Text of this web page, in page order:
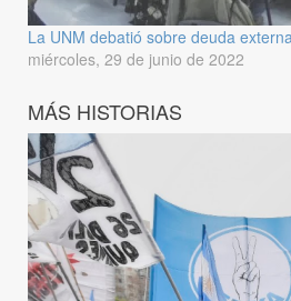
La UNM debatió sobre deuda
miércoles, 29 de junio de 2022
MÁS HISTORIAS